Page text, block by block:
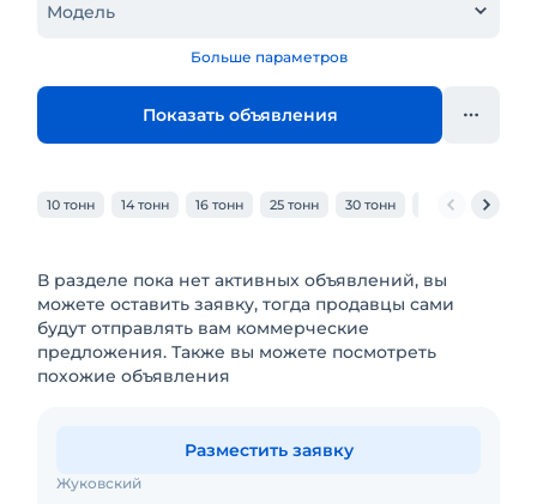
Модель
Больше параметров
Показать объявления
10 тонн 14 тонн 16 тонн 25 тонн 30 тонн 32 тонн
В разделе пока нет активных объявлений, вы
можете оставить заявку, тогда продавцы сами
будут отправлять вам коммерческие
предложения. Также вы можете посмотреть
похожие объявления
Жуковский
Разместить заявку